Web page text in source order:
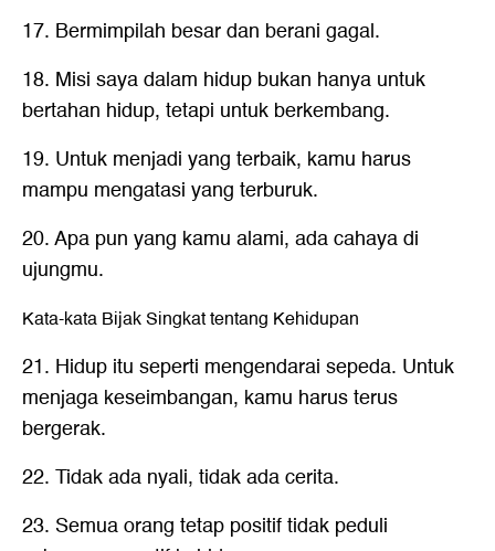
17. Bermimpilah besar dan berani gagal.
18. Misi saya dalam hidup bukan hanya untuk
bertahan hidup, tetapi untuk berkembang.
19. Untuk menjadi yang terbaik, kamu harus
mampu mengatasi yang terburuk.
20. Apa pun yang kamu alami, ada cahaya di
ujungmu.
Kata-kata Bijak Singkat tentang Kehidupan
21. Hidup itu seperti mengendarai sepeda. Untuk
menjaga keseimbangan, kamu harus terus
bergerak.
22. Tidak ada nyali, tidak ada cerita.
23. Semua orang tetap positif tidak peduli